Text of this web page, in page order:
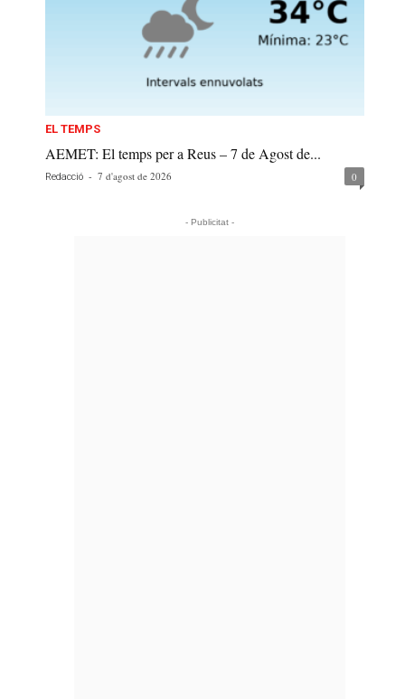
EL TEMPS
AEMET: El temps per a Reus – 7 de Agost de...
Redacció - 7 d'agost de 2026 0
- Publicitat -